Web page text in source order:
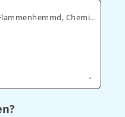
Zum Beispiel: Wasserabweisende, Flammenhemmd, Chemikalienabweisende